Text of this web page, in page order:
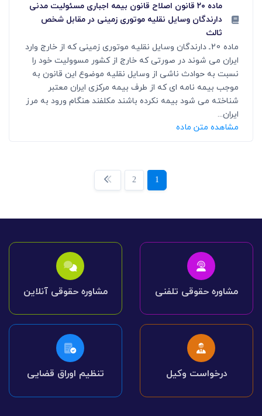
ماده ۲۰ قانون اصلاح قانون بیمه اجباری مسئولیت مدنی
دارندگان وسایل نقلیه موتوری زمینی در مقابل شخص
ثالث
ماده 20ـ دارندگان وسایل نقلیه موتوری زمینی که از خارج وارد
ایران می شوند در صورتی که خارج از کشور مسوولیت خود را
نسبت به حوادث ناشی از وسایل نقلیه موضوع این قانون به
موجب بیمه نامه ای که از طرف بیمه مرکزی ایران معتبر
شناخته می شود بیمه نکرده باشند مکلفند هنگام ورود به مرز
ایران...
مشاهده متن ماده
2 1
مشاوره حقوقی تلفنی مشاوره حقوقی آنلاین
درخواست وکیل تنظیم اوراق قضایی